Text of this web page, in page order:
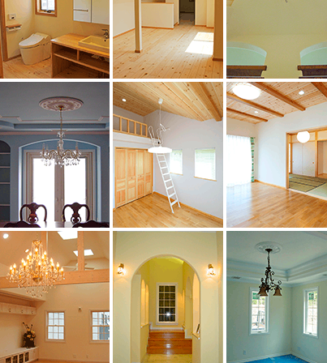
木とドライウォール 木とドライウォール ドライウォール造
トラディショナル風 木とドライウォー